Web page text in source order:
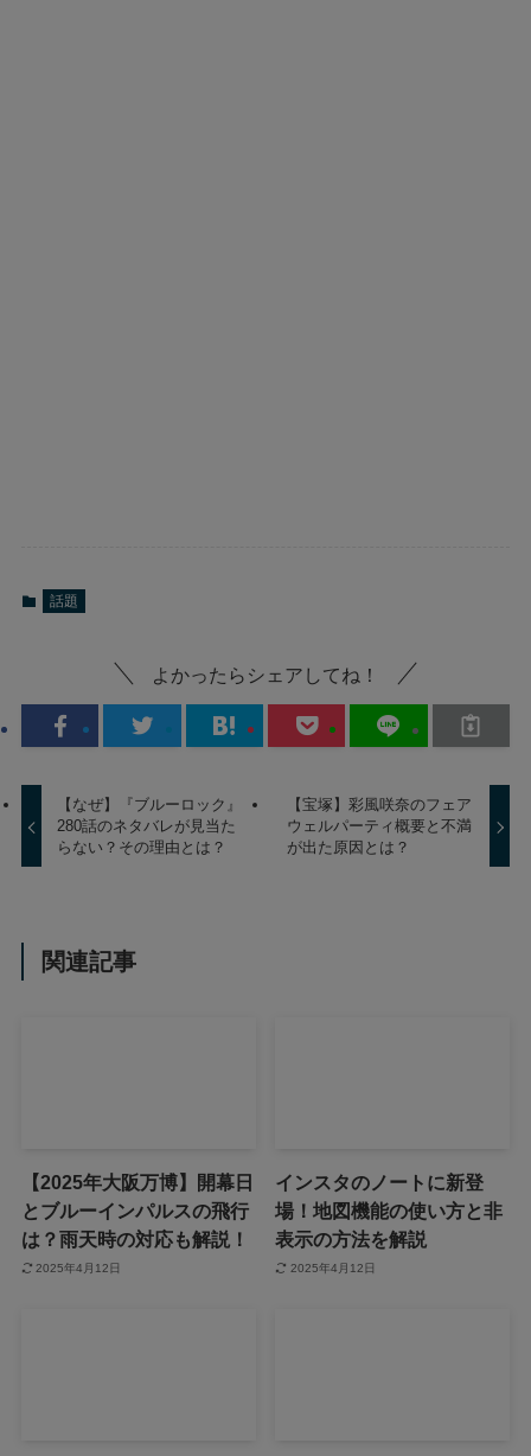
話題
よかったらシェアしてね！
【なぜ】『ブルーロック』
280話のネタバレが見当た
らない？その理由とは？
【宝塚】彩風咲奈のフェア
ウェルパーティ概要と不満
が出た原因とは？
関連記事
【2025年大阪万博】開幕日
とブルーインパルスの飛行
は？雨天時の対応も解説！
2025年4月12日
インスタのノートに新登
場！地図機能の使い方と非
表示の方法を解説
2025年4月12日